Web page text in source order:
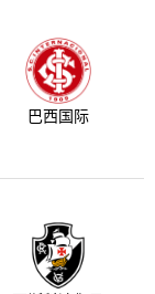
巴西国际